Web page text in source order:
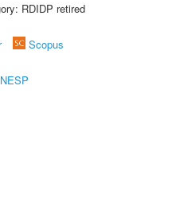
RDIDP retired
Scopus